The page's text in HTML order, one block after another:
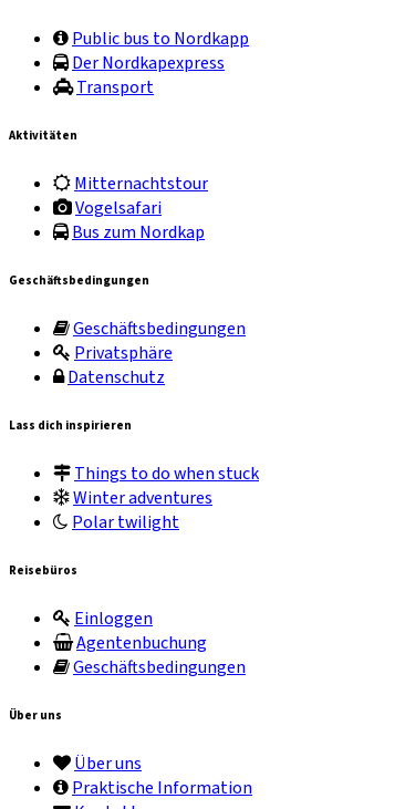
Public bus to Nordkapp
Der Nordkapexpress
Transport
Aktivitäten
Mitternachtstour
Vogelsafari
Bus zum Nordkap
Geschäftsbedingungen
Geschäftsbedingungen
Privatsphäre
Datenschutz
Lass dich inspirieren
Things to do when stuck
Winter adventures
Polar twilight
Reisebüros
Einloggen
Agentenbuchung
Geschäftsbedingungen
Über uns
Über uns
Praktische Information